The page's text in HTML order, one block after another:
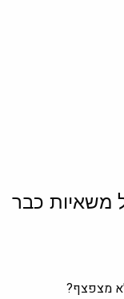
משאיות כבר
מצפצף?